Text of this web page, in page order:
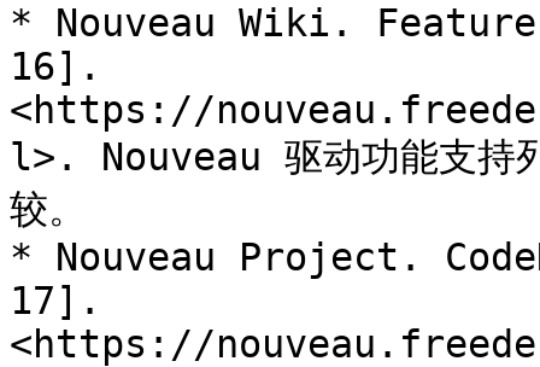
* Nouveau Wiki.
16].
<https://
l>. Nouveau 驱动功能支持
较。
* Nouveau Project.
17].
<https://